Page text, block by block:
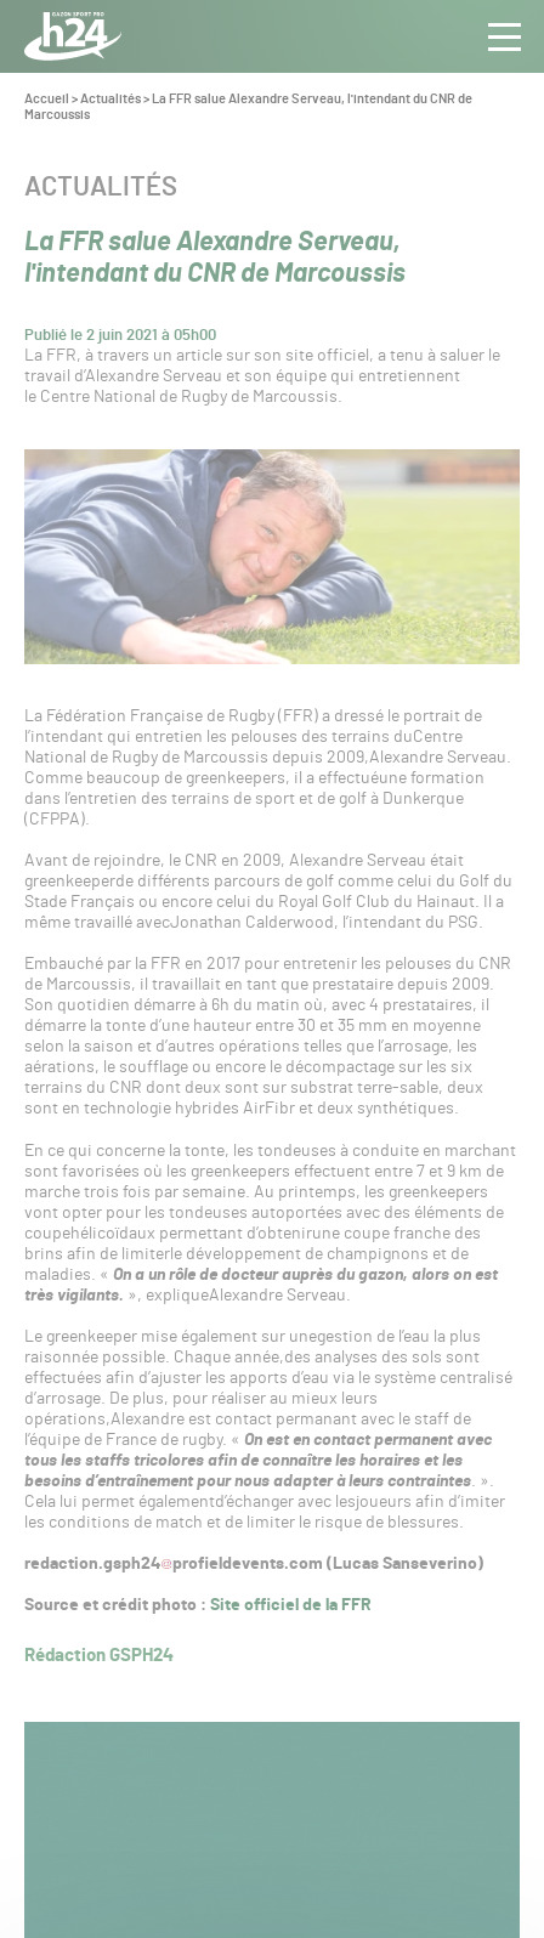
Panneau de gestion des cookies
Aller au contenu
Toute
l’info
du Gazon
Vous
êtes
Accueil >Actualités>
La FFR salue Alexandre Serveau, l'intendant du CNR de
Marcoussis
La FFR salue Alexandre Serveau,
l'intendant du CNR de Marcoussis
Publié le 2 juin 2021 à 05h00
CATÉGORIE :
ACTUALITÉS
La FFR, à travers un article sur son site officiel, a tenu à saluer le
travail d’Alexandre Serveau et son équipe qui entretiennent
le Centre National de Rugby de Marcoussis.
La Fédération Française de Rugby (FFR) a dressé le portrait de
l’intendant qui entretien les pelouses des terrains duCentre
National de Rugby de Marcoussis depuis 2009,Alexandre Serveau.
Comme beaucoup de greenkeepers, il a effectuéune formation
dans l’entretien des terrains de sport et de golf à Dunkerque
(CFPPA).
Avant de rejoindre, le CNR en 2009, Alexandre Serveau était
greenkeeperde différents parcours de golf comme celui du Golf du
Stade Français ou encore celui du Royal Golf Club du Hainaut. Il a
même travaillé avecJonathan Calderwood, l’intendant du PSG.
Embauché par la FFR en 2017 pour entretenir les pelouses du CNR
de Marcoussis, il travaillait en tant que prestataire depuis 2009.
Son quotidien démarre à 6h du matin où, avec 4 prestataires, il
démarre la tonte d’une hauteur entre 30 et 35 mm en moyenne
selon la saison et d’autres opérations telles que l’arrosage, les
aérations, le soufflage ou encore le décompactage sur les six
terrains du CNR dont deux sont sur substrat terre-sable, deux
sont en technologie hybrides AirFibr et deux synthétiques.
En ce qui concerne la tonte, les tondeuses à conduite en marchant
sont favorisées où les greenkeepers effectuent entre 7 et 9 km de
marche trois fois par semaine. Au printemps, les greenkeepers
vont opter pour les tondeuses autoportées avec des éléments de
coupehélicoïdaux permettant d’obtenirune coupe franche des
brins afin de limiterle développement de champignons et de
maladies. « On a un rôle de docteur auprès du gazon, alors on est
très vigilants. », expliqueAlexandre Serveau.
Le greenkeeper mise également sur unegestion de l’eau la plus
raisonnée possible. Chaque année,des analyses des sols sont
effectuées afin d’ajuster les apports d’eau via le système centralisé
d’arrosage. De plus, pour réaliser au mieux leurs
opérations,Alexandre est contact permanant avec le staff de
l’équipe de France de rugby. « On est en contact permanent avec
tous les staffs tricolores afin de connaître les horaires et les
besoins d’entraînement pour nous adapter à leurs contraintes. ».
Cela lui permet égalementd’échanger avec lesjoueurs afin d’imiter
les conditions de match et de limiter le risque de blessures.
redaction.gsph24 profieldevents.com (Lucas Sanseverino)
Source et crédit photo : Site officiel de la FFR
Rédaction GSPH24